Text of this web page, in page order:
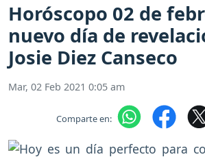
Horóscopo 02 de
nuevo día de
Josie Diez Canseco
Mar, 02 Feb 2021 0:05 am
Comparte en: